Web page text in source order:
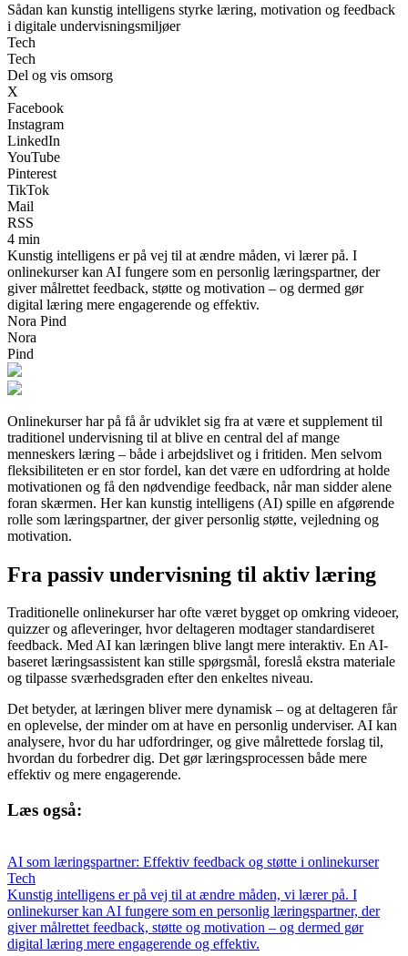
Sådan kan kunstig intelligens styrke læring, motivation og feedback
i digitale undervisningsmiljøer
Tech
Tech
Del og vis omsorg
X
Facebook
Instagram
LinkedIn
YouTube
Pinterest
TikTok
Mail
RSS
4 min
Kunstig intelligens er på vej til at ændre måden, vi lærer på. I
onlinekurser kan AI fungere som en personlig læringspartner, der
giver målrettet feedback, støtte og motivation – og dermed gør
digital læring mere engagerende og effektiv.
Nora Pind
Nora
Pind
Onlinekurser har på få år udviklet sig fra at være et supplement til
traditionel undervisning til at blive en central del af mange
menneskers læring – både i arbejdslivet og i fritiden. Men selvom
fleksibiliteten er en stor fordel, kan det være en udfordring at holde
motivationen og få den nødvendige feedback, når man sidder alene
foran skærmen. Her kan kunstig intelligens (AI) spille en afgørende
rolle som læringspartner, der giver personlig støtte, vejledning og
motivation.
Fra passiv undervisning til aktiv læring
Traditionelle onlinekurser har ofte været bygget op omkring videoer,
quizzer og afleveringer, hvor deltageren modtager standardiseret
feedback. Med AI kan læringen blive langt mere interaktiv. En AI-
baseret læringsassistent kan stille spørgsmål, foreslå ekstra materiale
og tilpasse sværhedsgraden efter den enkeltes niveau.
Det betyder, at læringen bliver mere dynamisk – og at deltageren får
en oplevelse, der minder om at have en personlig underviser. AI kan
analysere, hvor du har udfordringer, og give målrettede forslag til,
hvordan du forbedrer dig. Det gør læringsprocessen både mere
effektiv og mere engagerende.
Læs også:
AI som læringspartner: Effektiv feedback og støtte i onlinekurser
Tech
Kunstig intelligens er på vej til at ændre måden, vi lærer på. I
onlinekurser kan AI fungere som en personlig læringspartner, der
giver målrettet feedback, støtte og motivation – og dermed gør
digital læring mere engagerende og effektiv.